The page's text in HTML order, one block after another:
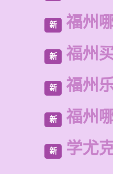
新 福州
新 福州
新 福州
新 福州
新 学尤